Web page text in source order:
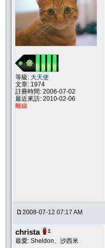
等級: 大天使
文章: 1974
註冊時間: 2006-07-02
最近來訪: 2010-02-06
離線
2008-07-12 07:17 AM
christa
最愛: Sheldon、沙西米